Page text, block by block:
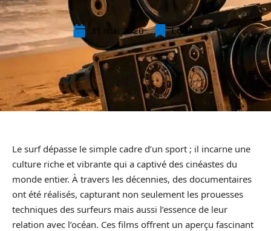
31 mai 2026 Loisirs
Le surf dépasse le simple cadre d’un sport ; il incarne une
culture riche et vibrante qui a captivé des cinéastes du
monde entier. À travers les décennies, des documentaires
ont été réalisés, capturant non seulement les prouesses
techniques des surfeurs mais aussi l’essence de leur
relation avec l’océan. Ces films offrent un aperçu fascinant